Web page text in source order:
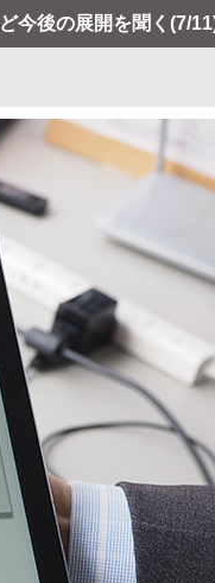
今後の展開を聞く (7/